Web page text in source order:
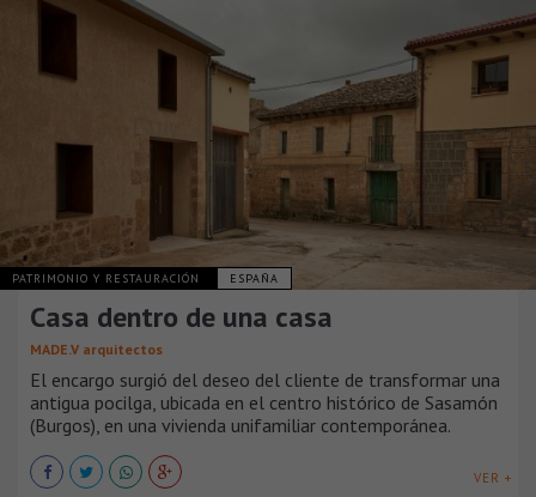
PATRIMONIO Y RESTAURACIÓN ESPAÑA
Casa dentro de una casa
MADE.V arquitectos
El encargo surgió del deseo del cliente de transformar una
antigua pocilga, ubicada en el centro histórico de Sasamón
(Burgos), en una vivienda unifamiliar contemporánea.
VER +